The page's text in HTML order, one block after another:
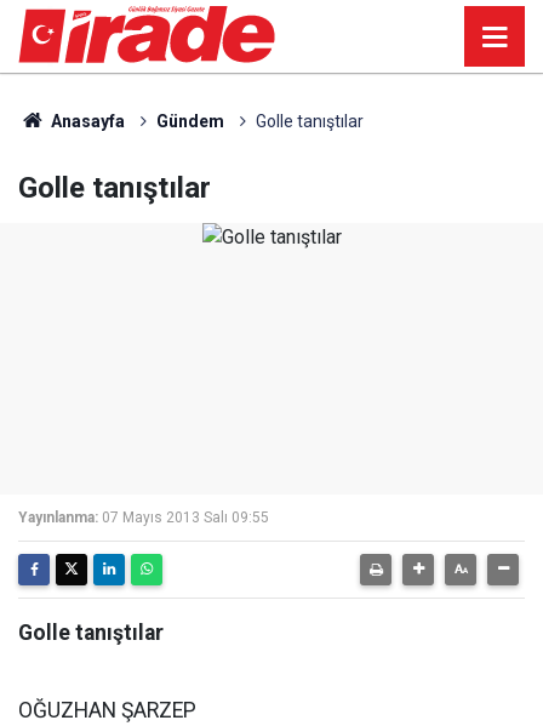
Anasayfa Gündem Golle tanıştılar
Golle tanıştılar
Yayınlanma: 07 Mayıs 2013 Salı 09:55
Golle tanıştılar
OĞUZHAN ŞARZEP